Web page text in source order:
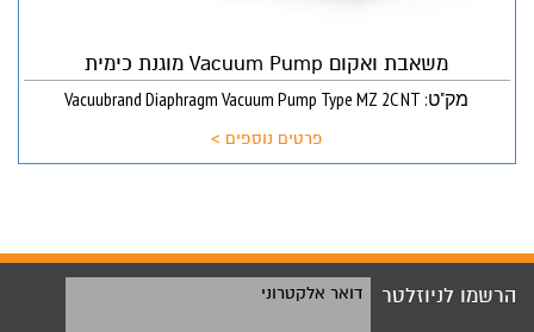
משאבת ואקום Vacuum Pump מוגנת כימית
מק"ט: Vacuubrand Diaphragm Vacuum Pump Type MZ 2C NT
פרטים נוספים >
הרשמו לניוזלטר דואר אלקטרוני